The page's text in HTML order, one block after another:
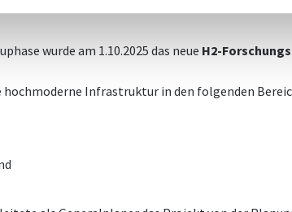
wurde am 1.10.2025 das neue H2-
Infrastruktur in den folgenden